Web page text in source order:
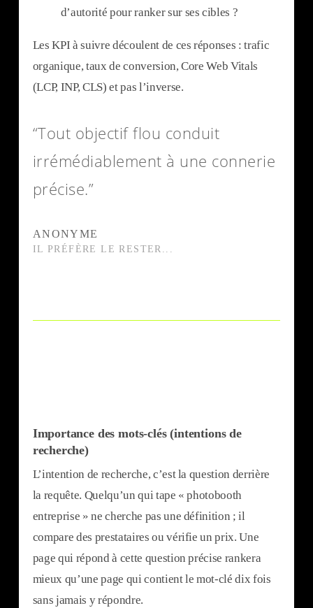
d’autorité pour ranker sur ses cibles ?
Les KPI à suivre découlent de ces réponses : trafic
organique, taux de conversion, Core Web Vitals
(LCP, INP, CLS) et pas l’inverse.
“Tout objectif flou conduit
irrémédiablement à une connerie
précise.”
ANONYME
IL PRÉFÈRE LE RESTER...
Importance des mots-clés (intentions de
recherche)
L’intention de recherche, c’est la question derrière
la requête. Quelqu’un qui tape « photobooth
entreprise » ne cherche pas une définition ; il
compare des prestataires ou vérifie un prix. Une
page qui répond à cette question précise rankera
mieux qu’une page qui contient le mot-clé dix fois
sans jamais y répondre.